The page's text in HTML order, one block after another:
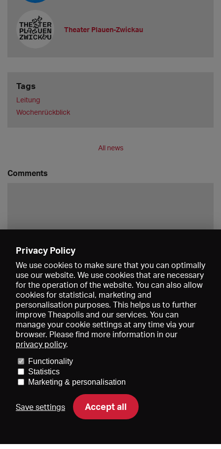
Theater Plauen-Zwickau
Tags
Leitung
Wochenrückblick
All news
Comments
About us
Imprint
DE EN FR
Privacy Policy
We use cookies to make sure that you can optimally
use our website. We use cookies that are necessary
for the operation of the website. You can also allow
cookies for statistical, marketing and
personalisation purposes. This helps us to further
improve Theapolis and our services. You can
manage your cookie settings at any time via your
browser. Please find more information in our
privacy policy.
Functionality
Statistics
Marketing & personalisation
Save settings Accept all